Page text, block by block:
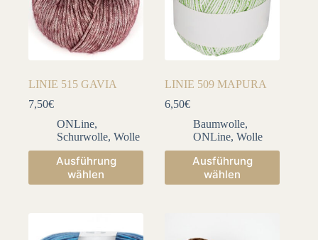
LINIE 515 GAVIA
7,50€
ONLine,
Schurwolle, Wolle
Ausführung
wählen
Dieses
Produkt
weist
LINIE 509 MAPURA
6,50€
Baumwolle,
ONLine,Wolle
Ausführung
wählen
Dieses
Produkt
weist